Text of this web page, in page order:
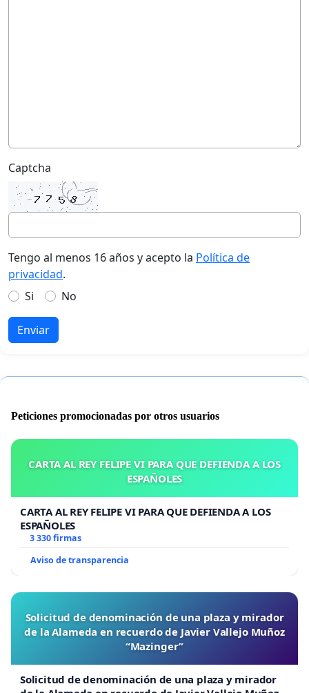
Captcha
Tengo al menos 16 años y acepto la Política de
privacidad.
Si
No
Enviar
Peticiones promocionadas por otros usuarios
CARTA AL REY FELIPE VI PARA QUE DEFIENDA A LOS
ESPAÑOLES
CARTA AL REY FELIPE VI PARA QUE DEFIENDA A LOS
ESPAÑOLES
3 330 firmas
Aviso de transparencia
Solicitud de denominación de una plaza y mirador
de la Alameda en recuerdo de Javier Vallejo Muñoz
“Mazinger”
Solicitud de denominación de una plaza y mirador